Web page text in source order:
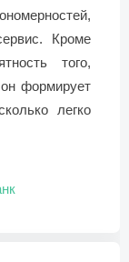
Кроме
того,
формирует
легко